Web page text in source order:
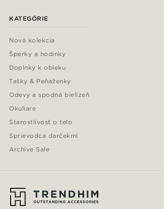
KATEGÓRIE
Nová kolekcia
Šperky a hodinky
Doplnky k obleku
Tašky & Peňaženky
Odevy a spodná bielizeň
Okuliare
Starostlivosť o telo
Sprievodca darčekmi
Archive Sale